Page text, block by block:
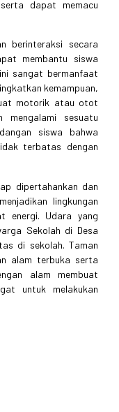
dapat memacu
berinteraksi secara
membantu siswa
sangat bermanfaat
kemampuan,
motorik atau otot
mengalami sesuatu
siswa bahwa
terbatas dengan
dipertahankan dan
lingkungan
energi. Udara yang
Sekolah di Desa
di sekolah. Taman
alam terbuka serta
alam membuat
untuk melakukan